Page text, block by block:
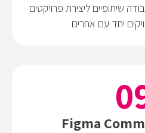
שיתופיים ליצירת פרויקטים
יחד עם אחרים
Figma